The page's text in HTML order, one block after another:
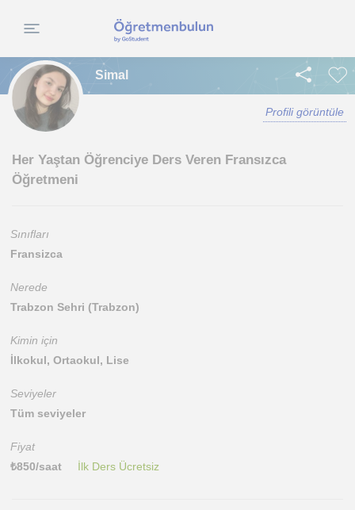
Simal
Profili görüntüle
Her Yaştan Öğrenciye Ders Veren Fransızca
Öğretmeni
Sınıfları
Fransizca
Nerede
Trabzon Sehri (Trabzon)
Kimin için
İlkokul, Ortaokul, Lise
Seviyeler
Tüm seviyeler
Fiyat
₺850/saat İlk Ders Ücretsiz